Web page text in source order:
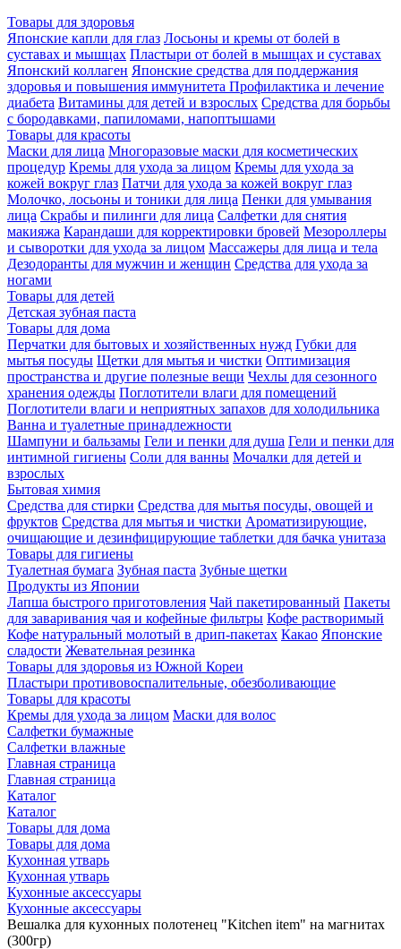
Товары для здоровья
Японские капли для глаз Лосьоны и кремы от болей в
суставах и мышцах Пластыри от болей в мышцах и суставах
Японский коллаген Японские средства для поддержания
здоровья и повышения иммунитета Профилактика и лечение
диабета Витамины для детей и взрослых Средства для борьбы
с бородавками, папиломами, напоптышами
Товары для красоты
Маски для лица Многоразовые маски для косметических
процедур Кремы для ухода за лицом Кремы для ухода за
кожей вокруг глаз Патчи для ухода за кожей вокруг глаз
Молочко, лосьоны и тоники для лица Пенки для умывания
лица Скрабы и пилинги для лица Салфетки для снятия
макияжа Карандаши для корректировки бровей Мезороллеры
и сыворотки для ухода за лицом Массажеры для лица и тела
Дезодоранты для мужчин и женщин Средства для ухода за
ногами
Товары для детей
Детская зубная паста
Товары для дома
Перчатки для бытовых и хозяйственных нужд Губки для
мытья посуды Щетки для мытья и чистки Оптимизация
пространства и другие полезные вещи Чехлы для сезонного
хранения одежды Поглотители влаги для помещений
Поглотители влаги и неприятных запахов для холодильника
Ванна и туалетные принадлежности
Шампуни и бальзамы Гели и пенки для душа Гели и пенки для
интимной гигиены Соли для ванны Мочалки для детей и
взрослых
Бытовая химия
Средства для стирки Средства для мытья посуды, овощей и
фруктов Средства для мытья и чистки Ароматизирующие,
очищающие и дезинфицирующие таблетки для бачка унитаза
Товары для гигиены
Туалетная бумага Зубная паста Зубные щетки
Продукты из Японии
Лапша быстрого приготовления Чай пакетированный Пакеты
для заваривания чая и кофейные фильтры Кофе растворимый
Кофе натуральный молотый в дрип-пакетах Какао Японские
сладости Жевательная резинка
Товары для здоровья из Южной Кореи
Пластыри противовоспалительные, обезболивающие
Товары для красоты
Кремы для ухода за лицом Маски для волос
Салфетки бумажные
Салфетки влажные
Главная страница
Главная страница
Каталог
Каталог
Товары для дома
Товары для дома
Кухонная утварь
Кухонная утварь
Кухонные аксессуары
Кухонные аксессуары
Вешалка для кухонных полотенец "Kitchen item" на магнитах
(300гр)